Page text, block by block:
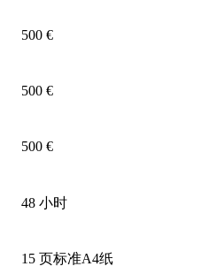
500 €
500 €
500 €
48 小时
15 页标准A4纸